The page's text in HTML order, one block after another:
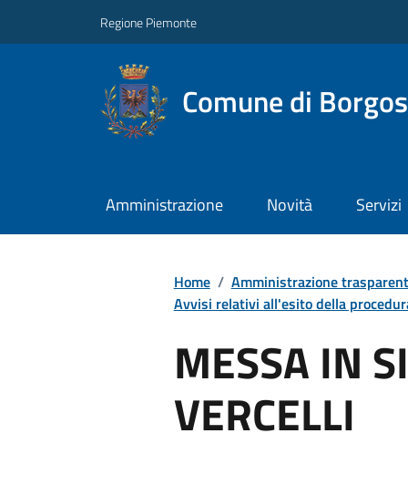
Regione Piemonte
Comune di
Amministrazione Novità Servizi
Home / Amministrazione
Avvisi relativi all'esito della
MESSA IN
VERCELLI